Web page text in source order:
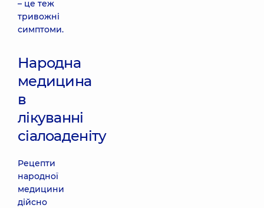
– це теж
тривожні
симптоми.
Народна
медицина
в
лікуванні
сіалоаденіту
Рецепти
народної
медицини
дійсно